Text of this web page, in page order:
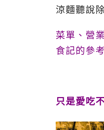
涼麵聽說
菜單、營
食記的參
只是愛吃